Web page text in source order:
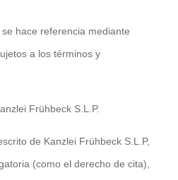
hace referencia mediante
a los términos y
Frühbeck S.L.P.
de Kanzlei Frühbeck S.L.P,
(como el derecho de cita),